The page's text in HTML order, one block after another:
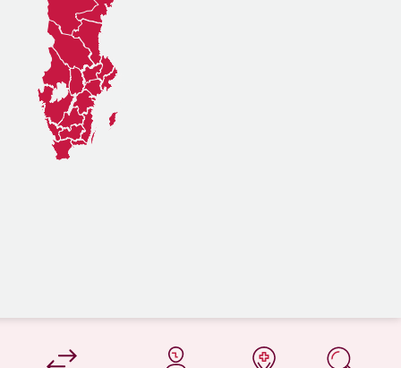
på 1177.se
på 1177.se
på 1177.se
på 1177.se